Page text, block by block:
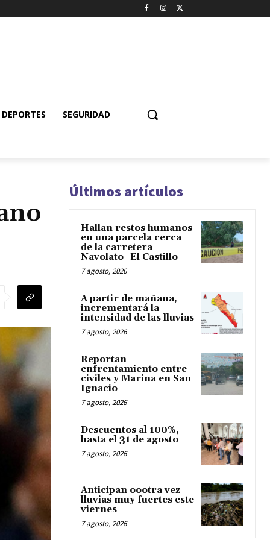
DEPORTES SEGURIDAD
Últimos artículos
Hallan restos humanos
en una parcela cerca
de la carretera
Navolato–El Castillo
7 agosto, 2026
A partir de mañana,
incrementará la
intensidad de las lluvias
7 agosto, 2026
Reportan
enfrentamiento entre
civiles y Marina en San
Ignacio
7 agosto, 2026
Descuentos al 100%,
hasta el 31 de agosto
7 agosto, 2026
Anticipan oootra vez
lluvias muy fuertes este
viernes
7 agosto, 2026